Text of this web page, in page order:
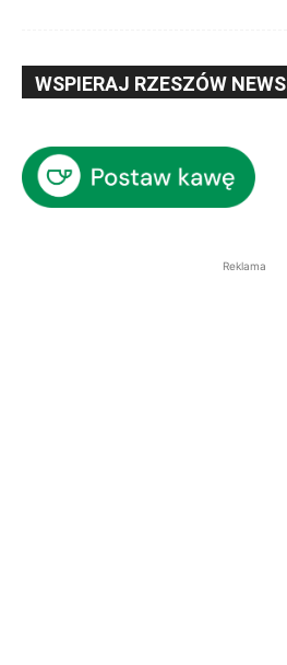
WSPIERAJ RZESZÓW NEWS
Reklama